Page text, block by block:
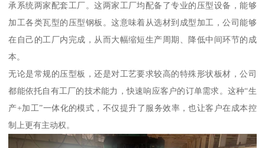
承系统两家配套工厂。这两家工厂均配备了专业的压型设备，能够
加工各类瓦型的压型钢板。这意味着从选材到成型加工，公司能够
在自己的工厂内完成，从而大幅缩短生产周期、降低中间环节的成
本。
无论是常规的压型板，还是对工艺要求较高的特殊形状板材，公司
都能依托自有工厂的技术能力，快速响应客户的订单需求。这种“生
产+加工”一体化的模式，不仅提升了服务效率，也让客户在成本控
制上更有主动权。